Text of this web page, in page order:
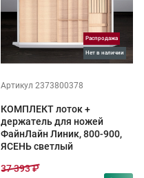
Распродажа
Нет в наличии
Артикул 2373800378
КОМПЛЕКТ лоток +
держатель для ножей
ФайнЛайн Линик, 800-900,
ЯСЕНЬ светлый
37 393 ₽